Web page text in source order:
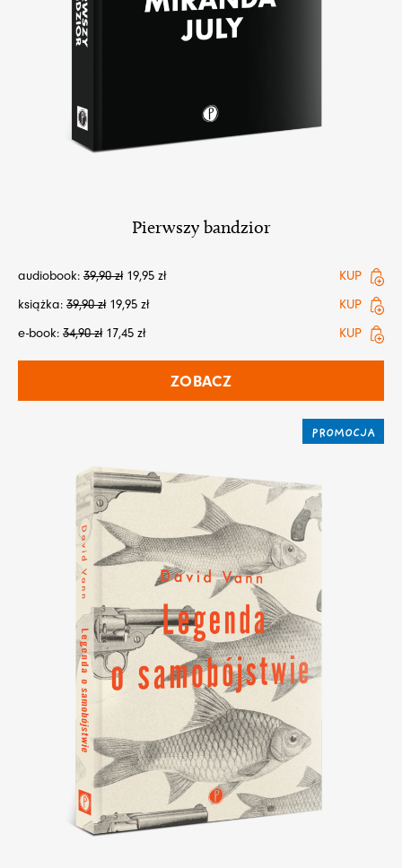
Pierwszy bandzior
audiobook: 39,90zł 19,95 zł
KUP
książka: 39,90zł 19,95 zł
KUP
e-book: 34,90zł 17,45 zł KUP
ZOBACZ
PROMOCJA